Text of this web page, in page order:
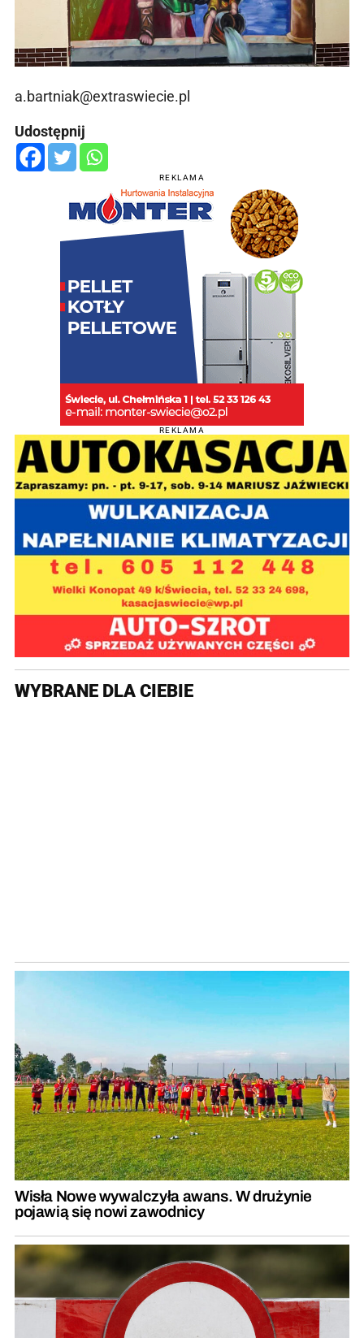
a.bartniak@extraswiecie.pl
Udostępnij
REKLAMA
REKLAMA
WYBRANE DLA CIEBIE
Wisła Nowe wywalczyła awans. W drużynie
pojawią się nowi zawodnicy